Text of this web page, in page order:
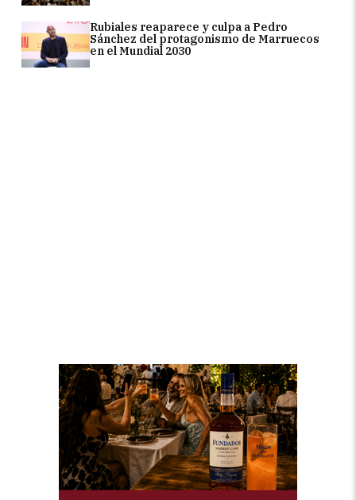
Rubiales reaparece y culpa a Pedro
Sánchez del protagonismo de Marruecos
en el Mundial 2030